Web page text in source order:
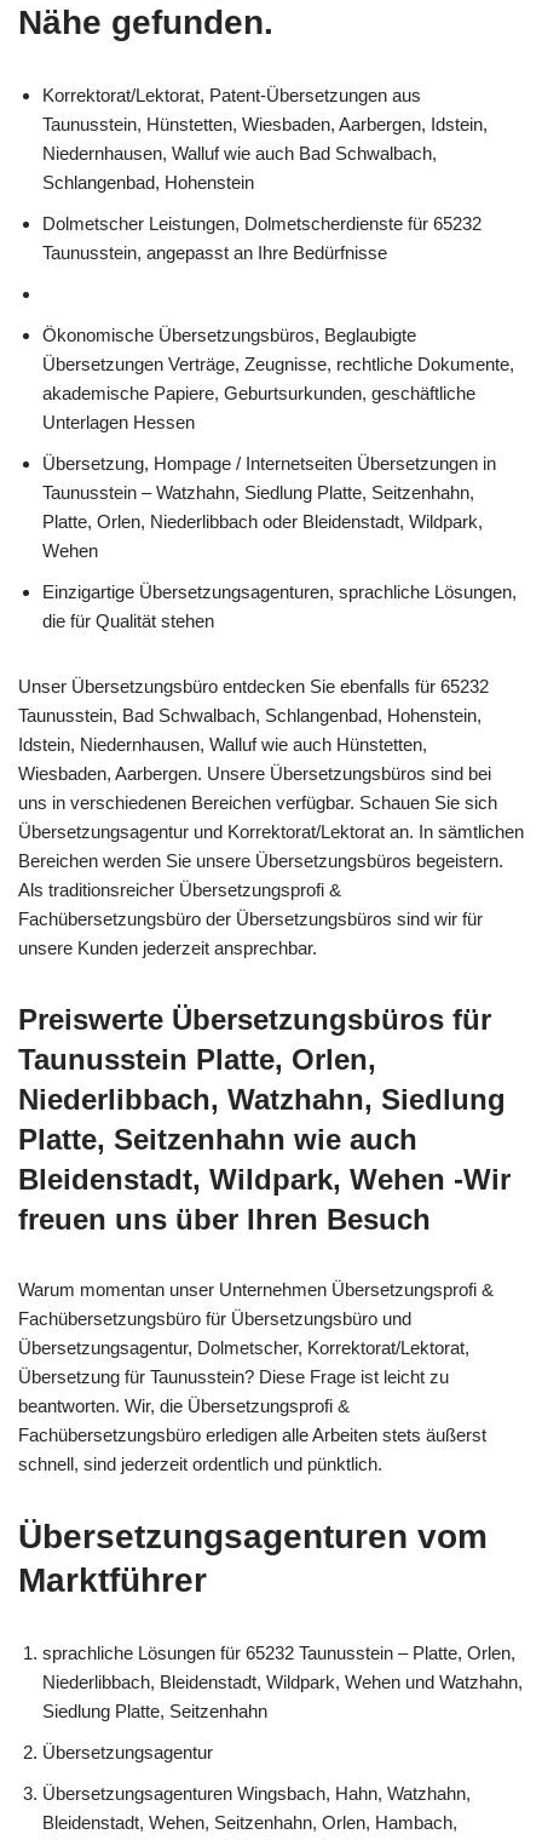
Nähe gefunden.
Korrektorat/Lektorat, Patent-Übersetzungen aus
Taunusstein, Hünstetten, Wiesbaden, Aarbergen, Idstein,
Niedernhausen, Walluf wie auch Bad Schwalbach,
Schlangenbad, Hohenstein
Dolmetscher Leistungen, Dolmetscherdienste für 65232
Taunusstein, angepasst an Ihre Bedürfnisse
Ökonomische Übersetzungsbüros, Beglaubigte
Übersetzungen Verträge, Zeugnisse, rechtliche Dokumente,
akademische Papiere, Geburtsurkunden, geschäftliche
Unterlagen Hessen
Übersetzung, Hompage / Internetseiten Übersetzungen in
Taunusstein – Watzhahn, Siedlung Platte, Seitzenhahn,
Platte, Orlen, Niederlibbach oder Bleidenstadt, Wildpark,
Wehen
Einzigartige Übersetzungsagenturen, sprachliche Lösungen,
die für Qualität stehen
Unser Übersetzungsbüro entdecken Sie ebenfalls für 65232
Taunusstein, Bad Schwalbach, Schlangenbad, Hohenstein,
Idstein, Niedernhausen, Walluf wie auch Hünstetten,
Wiesbaden, Aarbergen. Unsere Übersetzungsbüros sind bei
uns in verschiedenen Bereichen verfügbar. Schauen Sie sich
Übersetzungsagentur und Korrektorat/Lektorat an. In sämtlichen
Bereichen werden Sie unsere Übersetzungsbüros begeistern.
Als traditionsreicher Übersetzungsprofi &
Fachübersetzungsbüro der Übersetzungsbüros sind wir für
unsere Kunden jederzeit ansprechbar.
Preiswerte Übersetzungsbüros für
Taunusstein Platte, Orlen,
Niederlibbach, Watzhahn, Siedlung
Platte, Seitzenhahn wie auch
Bleidenstadt, Wildpark, Wehen -Wir
freuen uns über Ihren Besuch
Warum momentan unser Unternehmen Übersetzungsprofi &
Fachübersetzungsbüro für Übersetzungsbüro und
Übersetzungsagentur, Dolmetscher, Korrektorat/Lektorat,
Übersetzung für Taunusstein? Diese Frage ist leicht zu
beantworten. Wir, die Übersetzungsprofi &
Fachübersetzungsbüro erledigen alle Arbeiten stets äußerst
schnell, sind jederzeit ordentlich und pünktlich.
Übersetzungsagenturen vom
Marktführer
sprachliche Lösungen für 65232 Taunusstein – Platte, Orlen,
Niederlibbach, Bleidenstadt, Wildpark, Wehen und Watzhahn,
Siedlung Platte, Seitzenhahn
Übersetzungsagentur
Übersetzungsagenturen Wingsbach, Hahn, Watzhahn,
Bleidenstadt, Wehen, Seitzenhahn, Orlen, Hambach,